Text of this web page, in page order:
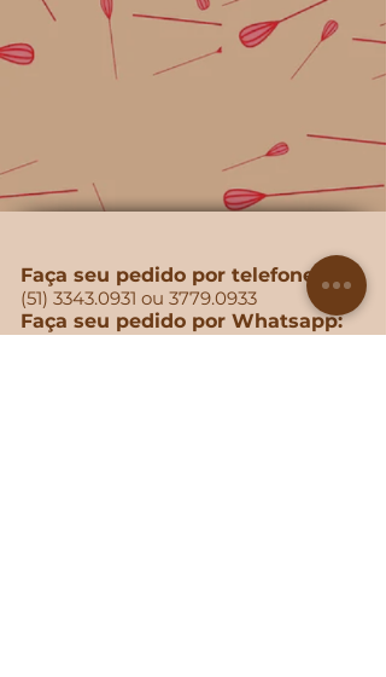
Faça seu pedido por telefone:
(51) 3343.0931 ou 3779.0933
Faça seu pedido por Whatsapp: